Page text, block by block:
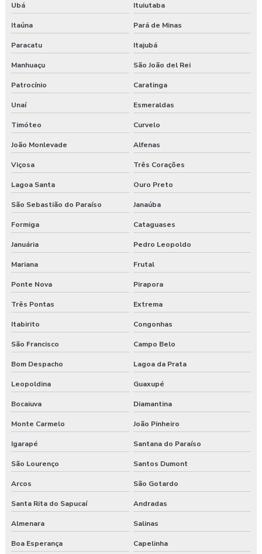
Laudo de avaliação ergonômica
Laudo de ergonomia
Laudo ergonômico
Laudo ergonômico e análise ergonômica do trabalho
Laudo ergonômico cadeira
Laudo ergonômico construção civil
Laudo ergonômico do trabalho
Laudo ergonômico esocial
Laudo ergonômico de iluminação
Laudo ergonômico nr17
Laudo ergonômico pgr
Laudo ergonômico preço
Laudo esocial
Laudo pgr esocial
Laudo sst esocial
Laudo técnico ergonômico
Medicina do trabalho
Nr 31 treinamento máquinas agrícolas
Orçamento laudo ergonômico
Pgr rural
Pgr segurança do trabalho
Ubá Ituiutaba
Itaúna Pará de Minas
Paracatu Itajubá
Manhuaçu São João del Rei
Patrocínio Caratinga
Unaí Esmeraldas
Timóteo Curvelo
João Monlevade Alfenas
Viçosa Três Corações
Lagoa Santa Ouro Preto
São Sebastião do Paraíso Janaúba
Formiga Cataguases
Januária Pedro Leopoldo
Mariana Frutal
Ponte Nova Pirapora
Três Pontas Extrema
Itabirito Congonhas
São Francisco Campo Belo
Bom Despacho Lagoa da Prata
Leopoldina Guaxupé
Bocaiuva Diamantina
Monte Carmelo João Pinheiro
Igarapé Santana do Paraíso
São Lourenço Santos Dumont
Arcos São Gotardo
Santa Rita do Sapucaí Andradas
Almenara Salinas
Boa Esperança Capelinha